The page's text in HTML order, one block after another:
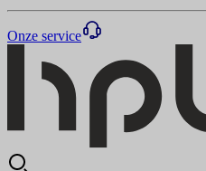
Onze service